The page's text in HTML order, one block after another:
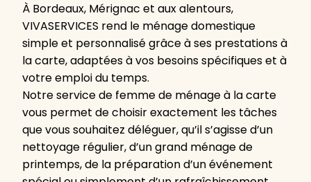
À Bordeaux, Mérignac et aux alentours,
VIVASERVICES rend le ménage domestique
simple et personnalisé grâce à ses prestations à
la carte, adaptées à vos besoins spécifiques et à
votre emploi du temps.
Notre service de femme de ménage à la carte
vous permet de choisir exactement les tâches
que vous souhaitez déléguer, qu’il s’agisse d’un
nettoyage régulier, d’un grand ménage de
printemps, de la préparation d’un événement